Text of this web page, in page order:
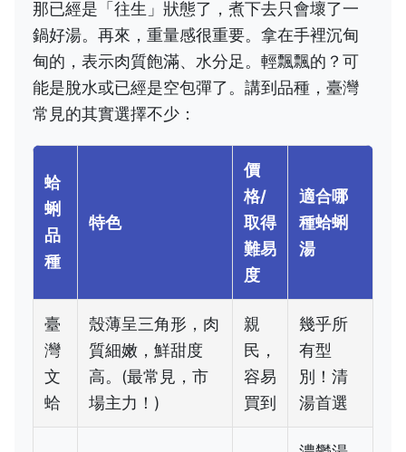
那已經是「往生」狀態了，煮下去只會壞了一
鍋好湯。再來，重量感很重要。拿在手裡沉甸
甸的，表示肉質飽滿、水分足。輕飄飄的？可
能是脫水或已經是空包彈了。講到品種，臺灣
常見的其實選擇不少：
蛤
蜊
品
種
特色
價
格/
取得
難易
度
適合哪
種蛤蜊
湯
臺
灣
文
蛤
殼薄呈三角形，肉
質細嫩，鮮甜度
高。(最常見，市
場主力！)
親
民，
容易
買到
幾乎所
有型
別！清
湯首選